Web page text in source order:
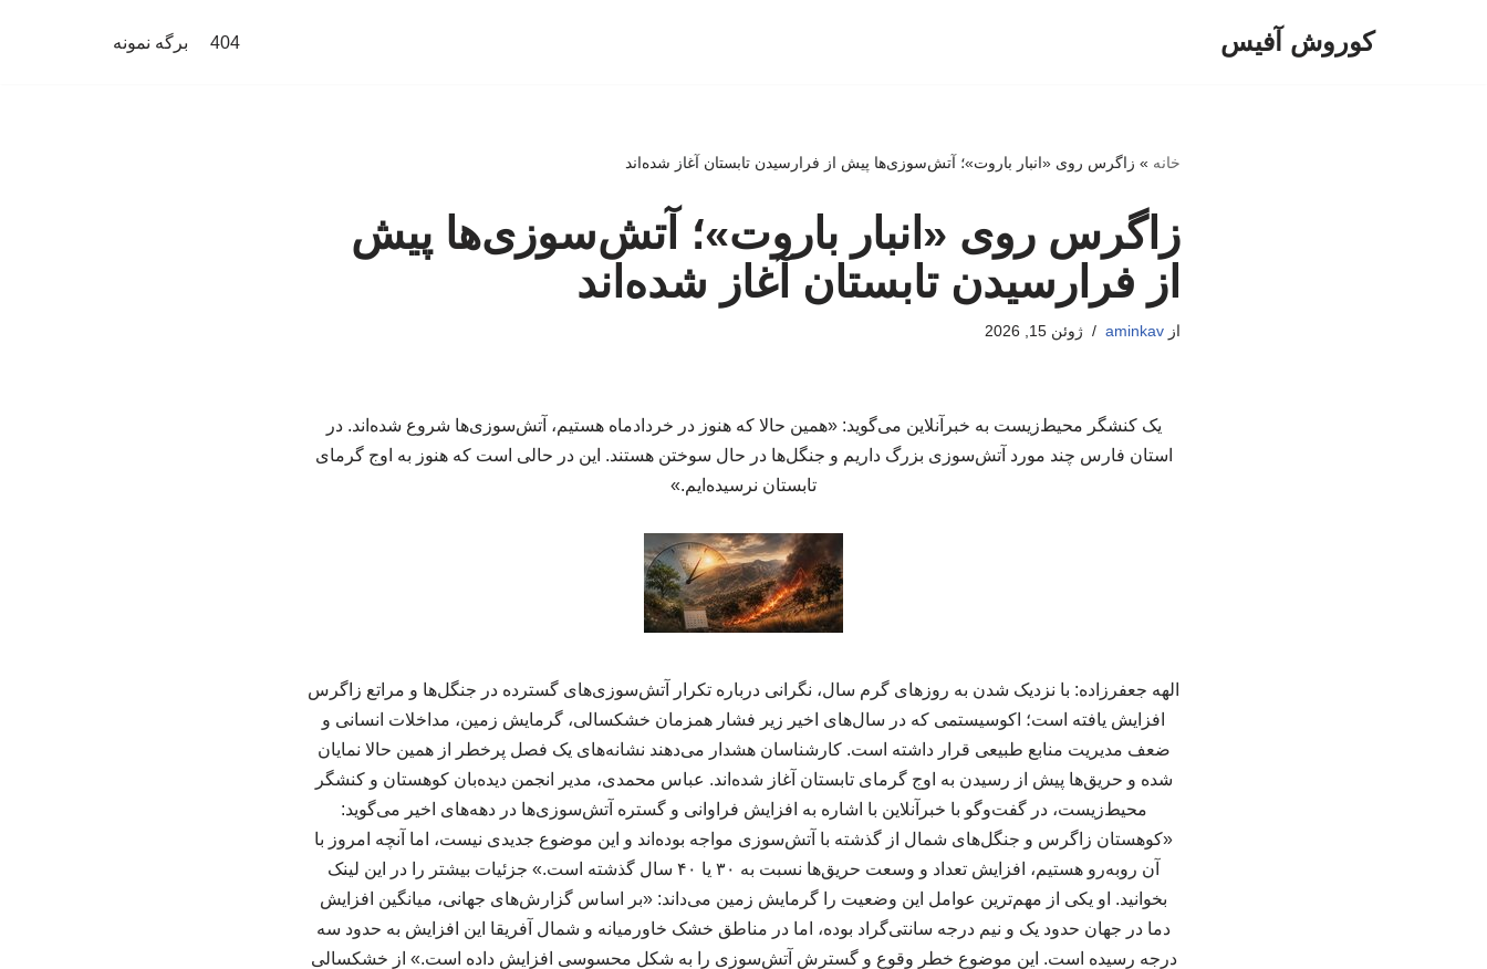
کوروش آفیس 404 برگه نمونه
خانه » زاگرس روی «انبار باروت»؛ آتش‌سوزی‌ها پیش از فرارسیدن تابستان آغاز شده‌اند
زاگرس روی «انبار باروت»؛ آتش‌سوزی‌ها پیش
از فرارسیدن تابستان آغاز شده‌اند
ازaminkav ژوئن 15, 2026
یک کنشگر محیط‌زیست به خبرآنلاین می‌گوید: «همین حالا که هنوز در خردادماه هستیم، آتش‌سوزی‌ها شروع شده‌اند. در
استان فارس چند مورد آتش‌سوزی بزرگ داریم و جنگل‌ها در حال سوختن هستند. این در حالی است که هنوز به اوج گرمای
تابستان نرسیده‌ایم.»
الهه جعفرزاده: با نزدیک شدن به روزهای گرم سال، نگرانی درباره تکرار آتش‌سوزی‌های گسترده در جنگل‌ها و مراتع زاگرس
افزایش یافته است؛ اکوسیستمی که در سال‌های اخیر زیر فشار همزمان خشکسالی، گرمایش زمین، مداخلات انسانی و
ضعف مدیریت منابع طبیعی قرار داشته است. کارشناسان هشدار می‌دهند نشانه‌های یک فصل پرخطر از همین حالا نمایان
شده و حریق‌ها پیش از رسیدن به اوج گرمای تابستان آغاز شده‌اند. عباس محمدی، مدیر انجمن دیده‌بان کوهستان و کنشگر
محیط‌زیست، در گفت‌وگو با خبرآنلاین با اشاره به افزایش فراوانی و گستره آتش‌سوزی‌ها در دهه‌های اخیر می‌گوید:
«کوهستان زاگرس و جنگل‌های شمال از گذشته با آتش‌سوزی مواجه بوده‌اند و این موضوع جدیدی نیست، اما آنچه امروز با
آن روبه‌رو هستیم، افزایش تعداد و وسعت حریق‌ها نسبت به ۳۰ یا ۴۰ سال گذشته است.» جزئیات بیشتر را در این لینک
بخوانید. او یکی از مهم‌ترین عوامل این وضعیت را گرمایش زمین می‌داند: «بر اساس گزارش‌های جهانی، میانگین افزایش
دما در جهان حدود یک و نیم درجه سانتی‌گراد بوده، اما در مناطق خشک خاورمیانه و شمال آفریقا این افزایش به حدود سه
درجه رسیده است. این موضوع خطر وقوع و گسترش آتش‌سوزی را به شکل محسوسی افزایش داده است.» از خشکسالی